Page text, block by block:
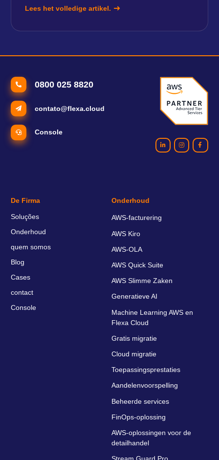
Lees het volledige artikel.
0800 025 8820
contato@flexa.cloud
Console
De Firma
Soluções
Onderhoud
quem somos
Blog
Cases
contact
Console
Onderhoud
AWS-facturering
AWS Kiro
AWS-OLA
AWS Quick Suite
AWS Slimme Zaken
Generatieve AI
Machine Learning AWS en
Flexa Cloud
Gratis migratie
Cloud migratie
Toepassingsprestaties
Aandelenvoorspelling
Beheerde services
FinOps-oplossing
AWS-oplossingen voor de
detailhandel